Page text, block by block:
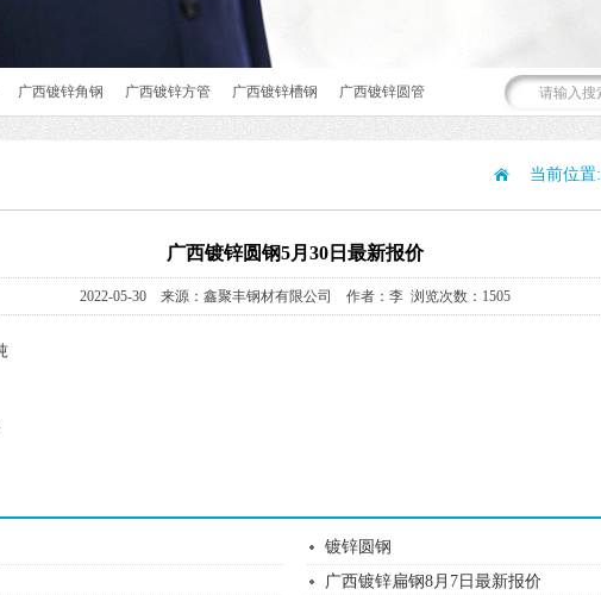
广西镀锌角钢 广西镀锌方管 广西镀锌槽钢 广西镀锌圆管
当前位置:
广西镀锌圆钢5月30日最新报价
2022-05-30 来源：鑫聚丰钢材有限公司 作者：李 浏览次数：1505
镀锌圆钢
广西镀锌扁钢8月7日最新报价